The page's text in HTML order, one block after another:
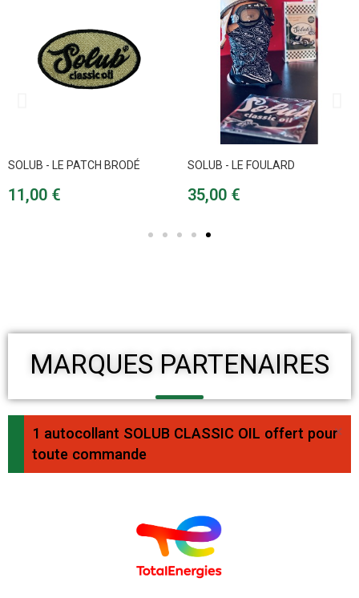
SOLUB - LE FOULARD
Prix
35,00 €
SOLUB - LE PORTE-CLÉS
Prix
8,00 €
MARQUES PARTENAIRES
1 autocollant SOLUB CLASSIC OIL offert pour
toute commande
×